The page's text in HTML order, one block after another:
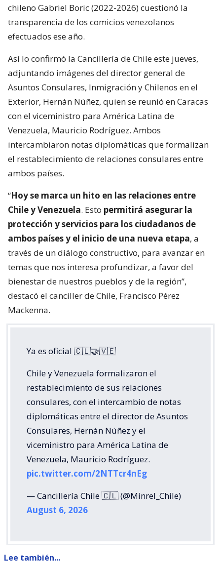
chileno Gabriel Boric (2022-2026) cuestionó la
transparencia de los comicios venezolanos
efectuados ese año.
Así lo confirmó la Cancillería de Chile este jueves,
adjuntando imágenes del director general de
Asuntos Consulares, Inmigración y Chilenos en el
Exterior, Hernán Núñez, quien se reunió en Caracas
con el viceministro para América Latina de
Venezuela, Mauricio Rodríguez. Ambos
intercambiaron notas diplomáticas que formalizan
el restablecimiento de relaciones consulares entre
ambos países.
“Hoy se marca un hito en las relaciones entre
Chile y Venezuela. Esto permitirá asegurar la
protección y servicios para los ciudadanos de
ambos países y el inicio de una nueva etapa, a
través de un diálogo constructivo, para avanzar en
temas que nos interesa profundizar, a favor del
bienestar de nuestros pueblos y de la región”,
destacó el canciller de Chile, Francisco Pérez
Mackenna.
Ya es oficial 🇨🇱🤝🇻🇪
Chile y Venezuela formalizaron el
restablecimiento de sus relaciones
consulares, con el intercambio de notas
diplomáticas entre el director de Asuntos
Consulares, Hernán Núñez y el
viceministro para América Latina de
Venezuela, Mauricio Rodríguez.
pic.twitter.com/2NTTcr4nEg
— Cancillería Chile 🇨🇱 (@Minrel_Chile)
August 6, 2026
Lee también...